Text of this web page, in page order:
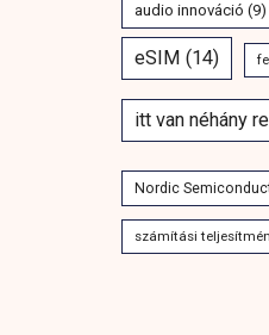
audio innováció (9)
eSIM (14)
itt van néhány
Nordic
számítási